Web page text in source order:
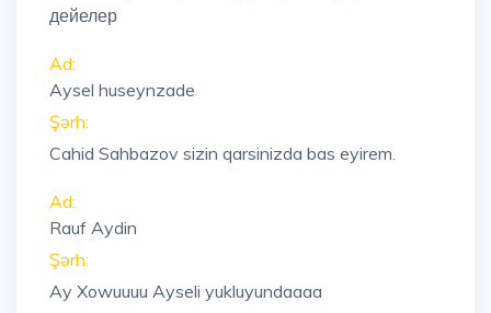
дейелер
Ad:
Aysel huseynzade
Şərh:
Cahid Sahbazov sizin qarsinizda bas eyirem.
Ad:
Rauf Aydin
Şərh:
Ay Xowuuuu Ayseli yukluyundaaaa